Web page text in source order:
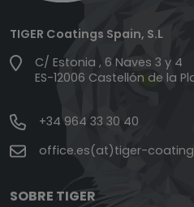
TIGER Coatings Spain, S.L
C/ Estonia , 6 Naves 3 y 4
ES-12006 Castellón de la
+34 964 33 30 40
office.es(at)tiger-
SOBRE TIGER